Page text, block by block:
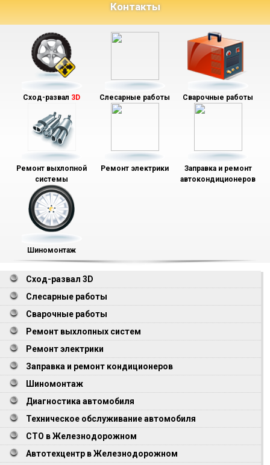
Контакты
Сход-развал 3D Слесарные работы Сварочные работы
Ремонт выхлопной
системы
Ремонт электрики
Заправка и ремонт
автокондиционеров
Шиномонтаж
Сход-развал 3D
Слесарные работы
Сварочные работы
Ремонт выхлопных систем
Ремонт электрики
Заправка и ремонт кондиционеров
Шиномонтаж
Диагностика автомобиля
Техническое обслуживание автомобиля
СТО в Железнодорожном
Автотехцентр в Железнодорожном